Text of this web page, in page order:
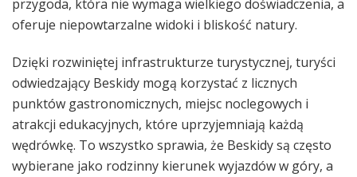
przygoda, która nie wymaga wielkiego doświadczenia, a
oferuje niepowtarzalne widoki i bliskość natury.
Dzięki rozwiniętej infrastrukturze turystycznej, turyści
odwiedzający Beskidy mogą korzystać z licznych
punktów gastronomicznych, miejsc noclegowych i
atrakcji edukacyjnych, które uprzyjemniają każdą
wędrówkę. To wszystko sprawia, że Beskidy są często
wybierane jako rodzinny kierunek wyjazdów w góry, a